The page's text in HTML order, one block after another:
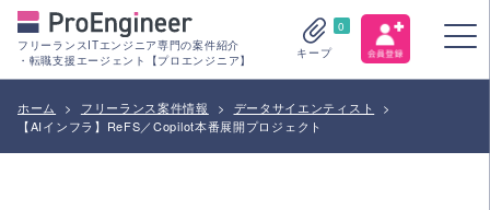
フリーランスITエンジニア専門の案件紹介
・転職支援エージェント【プロエンジニア】
0
キープ
ホーム > フリーランス案件情報 > データサイエンティスト
>
【AIインフラ】ReFS／Copilot本番展開プロジェクト